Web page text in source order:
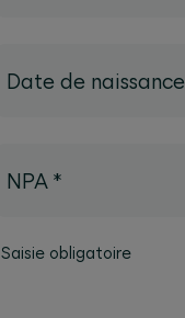
Date de naissance
NPA *
Saisie obligatoire